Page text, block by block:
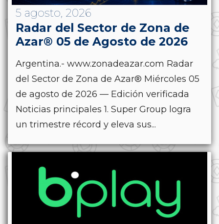
5 agosto, 2026
Radar del Sector de Zona de
Azar® 05 de Agosto de 2026
Argentina.- www.zonadeazar.com Radar
del Sector de Zona de Azar® Miércoles 05
de agosto de 2026 — Edición verificada
Noticias principales 1. Super Group logra
un trimestre récord y eleva sus...